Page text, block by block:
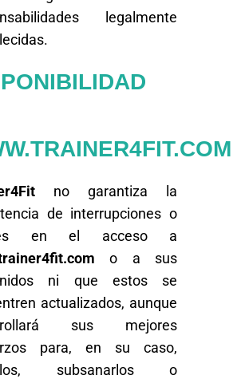
legalmente
no garantiza la
de interrupciones o
en el acceso a
o a sus
ni que estos se
actualizados, aunque
sus mejores
para, en su caso,
subsanarlos o